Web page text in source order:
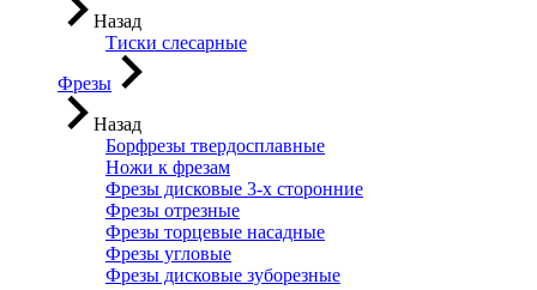
Назад
Тиски слесарные
Фрезы
Назад
Борфрезы твердосплавные
Ножи к фрезам
Фрезы дисковые 3-х сторонние
Фрезы отрезные
Фрезы торцевые насадные
Фрезы угловые
Фрезы дисковые зуборезные